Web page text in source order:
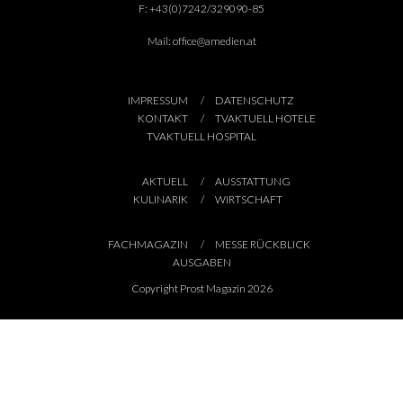
F: +43(0)7242/329090-85
Mail: office@amedien.at
IMPRESSUM
DATENSCHUTZ
KONTAKT
TVAKTUELL HOTELE
TVAKTUELL HOSPITAL
AKTUELL
AUSSTATTUNG
KULINARIK
WIRTSCHAFT
FACHMAGAZIN
MESSE RÜCKBLICK
AUSGABEN
Copyright Prost Magazin 2026